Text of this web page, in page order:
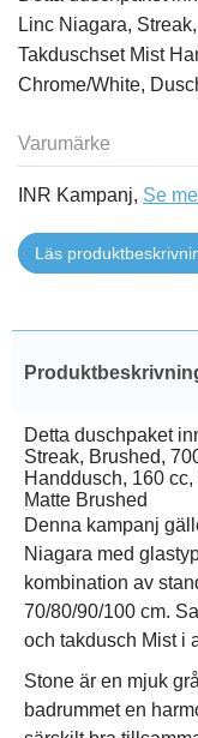
Linc Niagara,
Takduschset Mist
Chrome/White,
Varumärke
INR Kampanj, Se
Läs
Detta duschpaket
Streak, Brushed,
Handdusch, 160
Matte Brushed
Denna kampanj
Niagara med
kombination av
70/80/90/100 cm.
och takdusch Mist i
Stone är en mjuk
badrummet en